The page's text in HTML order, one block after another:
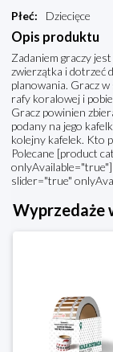
Płeć: Dziecięce
Opis produktu
Zadaniem graczy
zwierzątka i dotrzeć
planowania. Gracz
rafy koralowej i
Gracz powinien
podany na jego
kolejny kafelek. Kto
Polecane [product
slider="true"
Wyprzedaże